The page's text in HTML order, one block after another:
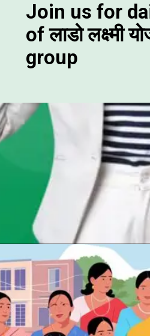
Join us for
of लाडो लक्ष्मी
group
Opening